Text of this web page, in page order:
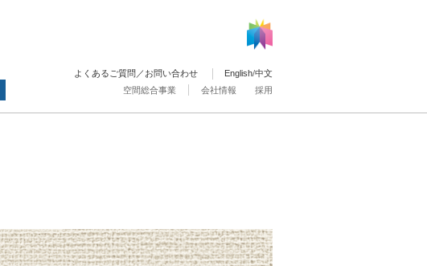
空間総合事業 会社情報 採用
よくあるご質問／お問い合わせ English/中文